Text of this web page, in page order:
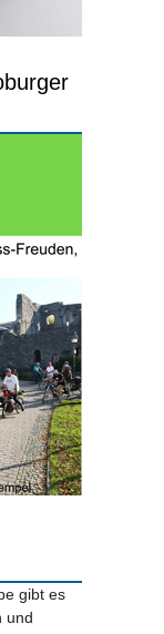
gibt es
und